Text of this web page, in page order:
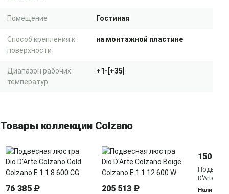
Помещение Гостиная
Способ крепления к
поверхности
на монтажной пластине
Диапазон рабочих
температур
+1-[+35]
Товары коллекции Colzano
76 385 ₽ 205 513 ₽
150
D'Arte
Colzano E
Наличие